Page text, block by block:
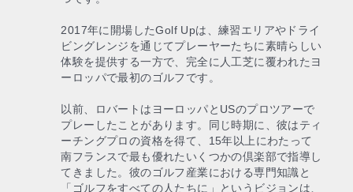
2017年に開場したGolf Upは、練習エリアやドライ
ビングレンジを通じてプレーヤーたちに素晴らしい
体験を提供する一方で、完全に人工芝に覆われたヨ
ーロッパで最初のゴルフです。
以前、ロバートはヨーロッパとUSのプロツアーで
プレーしたことがあります。同じ時期に、彼はティ
ーチングプロの資格を得て、15年以上にわたって
南フランスで最も優れたいくつかの倶楽部で指導し
てきました。彼のゴルフ産業における専門知識と
「ゴルフをすべての人たちに」というビジョンは、